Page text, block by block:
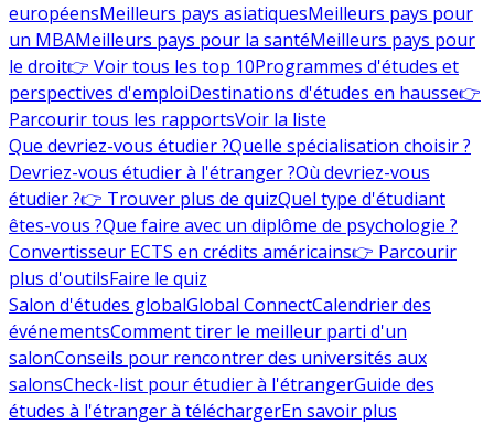
européensMeilleurs pays asiatiquesMeilleurs pays pour
un MBAMeilleurs pays pour la santéMeilleurs pays pour
le droit👉 Voir tous les top 10Programmes d'études et
perspectives d'emploiDestinations d'études en hausse👉
Parcourir tous les rapportsVoir la liste
Que devriez-vous étudier ?Quelle spécialisation choisir ?
Devriez-vous étudier à l'étranger ?Où devriez-vous
étudier ?👉 Trouver plus de quizQuel type d'étudiant
êtes-vous ?Que faire avec un diplôme de psychologie ?
Convertisseur ECTS en crédits américains👉 Parcourir
plus d'outilsFaire le quiz
Salon d'études globalGlobal ConnectCalendrier des
événementsComment tirer le meilleur parti d'un
salonConseils pour rencontrer des universités aux
salonsCheck-list pour étudier à l'étrangerGuide des
études à l'étranger à téléchargerEn savoir plus